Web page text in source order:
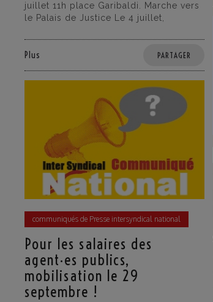
juillet 11h place Garibaldi. Marche vers
le Palais de Justice Le 4 juillet,
Plus PARTAGER
communiqués de Presse intersyndical national
Pour les salaires des
agent·es publics,
mobilisation le 29
septembre !